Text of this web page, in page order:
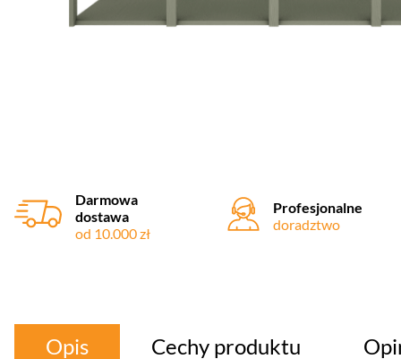
Darmowa
dostawa
od 10.000 zł
Profesjonalne
doradztwo
Opis Cechy produktu